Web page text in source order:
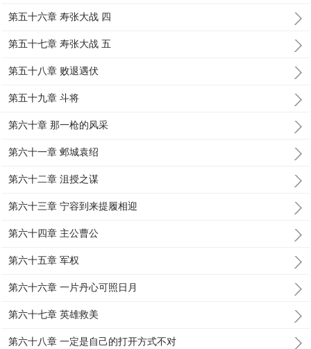
第五十六章 寿张大战 四
第五十七章 寿张大战 五
第五十八章 败退遇伏
第五十九章 斗将
第六十章 那一枪的风采
第六十一章 邺城袁绍
第六十二章 沮授之谋
第六十三章 宁容到来提履相迎
第六十四章 主公曹公
第六十五章 军权
第六十六章 一片丹心可照日月
第六十七章 英雄救美
第六十八章 一定是自己的打开方式不对